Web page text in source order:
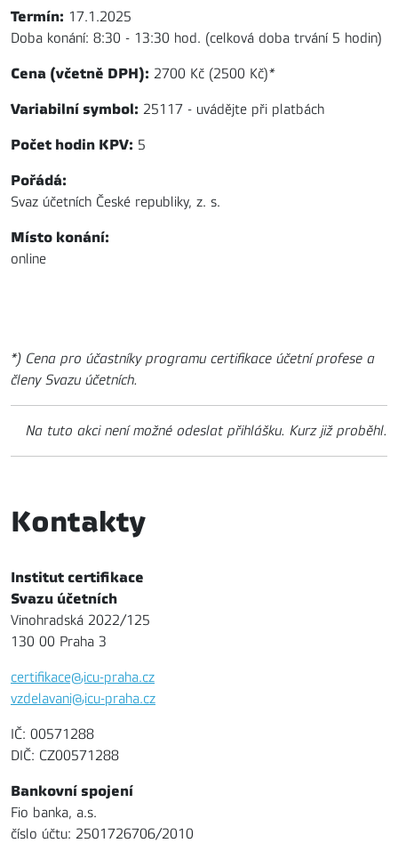
Termín: 17.1.2025
Doba konání: 8:30 - 13:30 hod. (celková doba trvání 5 hodin)
Cena (včetně DPH): 2700 Kč (2500 Kč)*
Variabilní symbol: 25117 - uvádějte při platbách
Počet hodin KPV: 5
Pořádá:
Svaz účetních České republiky, z. s.
Místo konání:
online
*) Cena pro účastníky programu certifikace účetní profese a
členy Svazu účetních.
Na tuto akci není možné odeslat přihlášku. Kurz již proběhl.
Kontakty
Institut certifikace
Svazu účetních
Vinohradská 2022/125
130 00 Praha 3
certifikace@icu-praha.cz
vzdelavani@icu-praha.cz
IČ: 00571288
DIČ: CZ00571288
Bankovní spojení
Fio banka, a.s.
číslo účtu: 2501726706/2010